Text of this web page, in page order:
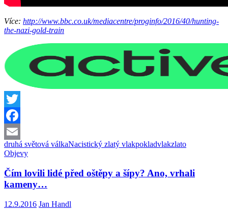
Více: http://www.bbc.co.uk/mediacentre/proginfo/2016/40/hunting-
the-nazi-gold-train
Twitter
Facebook
Email
druhá světová válkaNacistický zlatý vlakpokladvlakzlato
Objevy
Čím lovili lidé před oštěpy a šípy? Ano, vrhali
kameny…
12.9.2016 Jan Handl